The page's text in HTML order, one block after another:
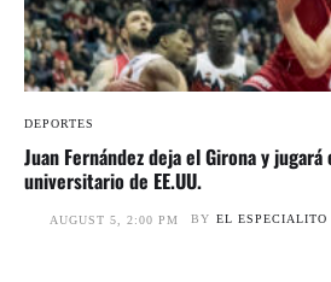
DEPORTES
Juan Fernández deja el Girona y
universitario de EE.UU.
AUGUST 5, 2:00 PM BY EL ESPECIALITO